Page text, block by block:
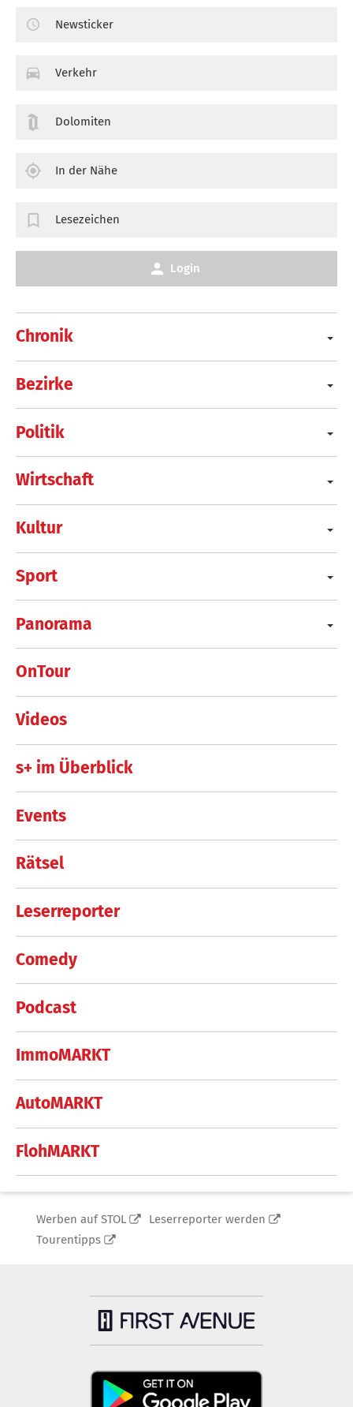
Chronik
Bezirke
Politik
Wirtschaft
Kultur
Sport
Panorama
OnTour
Videos
s+ im Überblick
Events
Rätsel
Leserreporter
Comedy
Podcast
ImmoMARKT
AutoMARKT
FlohMARKT
Newsticker
Verkehr
Dolomiten
In der Nähe
Lesezeichen
Login
Werben auf STOL
Leserreporter werden
Tourentipps